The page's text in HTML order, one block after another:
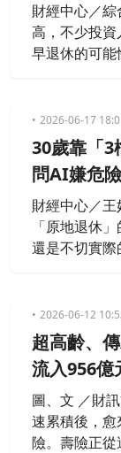
財經中心／
高，不少投
早退休的可能
後，他認為真
波行情帶來的
2026-06-17
30歲靠「3
問AI嫌危
財經中心／
「原地退休
還是不切實
活。儘管女友
動收入，但他
話哪天可能泡
的想法風險
2026-06-12
超高齡、
流入956億
圖、文 ／財
速累積後，
險。壽險正從